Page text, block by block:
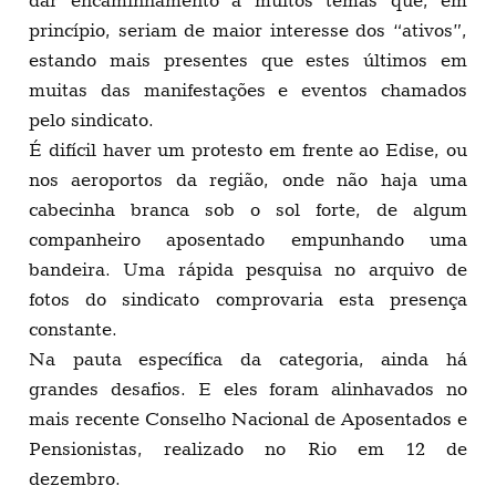
princípio, seriam de maior interesse dos “ativos”,
estando mais presentes que estes últimos em
muitas das manifestações e eventos chamados
pelo sindicato.
É difícil haver um protesto em frente ao Edise, ou
nos aeroportos da região, onde não haja uma
cabecinha branca sob o sol forte, de algum
companheiro aposentado empunhando uma
bandeira. Uma rápida pesquisa no arquivo de
fotos do sindicato comprovaria esta presença
constante.
Na pauta específica da categoria, ainda há
grandes desafios. E eles foram alinhavados no
mais recente Conselho Nacional de Aposentados e
Pensionistas, realizado no Rio em 12 de
dezembro.